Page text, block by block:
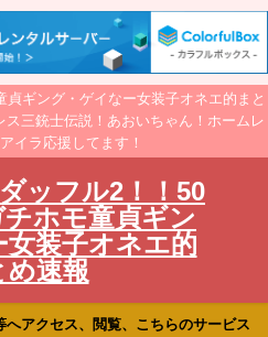
ギング・ゲイなー女装子オネエ的まと
三銃士伝説！あおいちゃん！ホームレ
イラ応援してます！
ッフル2！！50
ホモ童貞ギン
女装子オネエ的
め速報
アクセス、閲覧、こちらのサービス